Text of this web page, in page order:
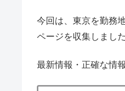
今回は、東京を勤務
ページを収集しました
最新情報・正確な情